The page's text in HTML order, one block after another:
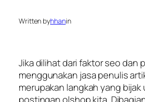
Written byhhanin
Jika dilihat dari faktor seo dan
menggunakan jasa penulis
merupakan langkah yang bijak